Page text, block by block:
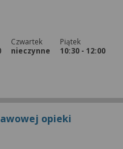
Czwartek
nieczynne
Piątek
10:30 - 12:00
opieki